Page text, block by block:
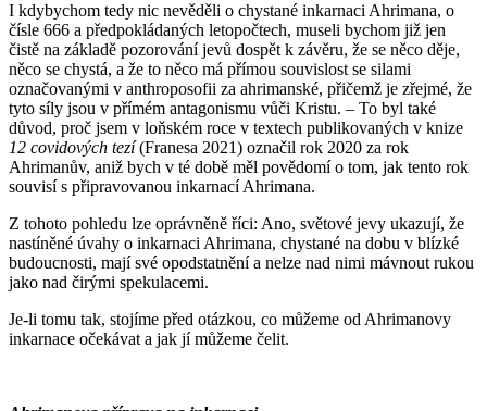
I kdybychom tedy nic nevěděli o chystané inkarnaci Ahrimana, o
čísle 666 a předpokládaných letopočtech, museli bychom již jen
čistě na základě pozorování jevů dospět k závěru, že se něco děje,
něco se chystá, a že to něco má přímou souvislost se silami
označovanými v anthroposofii za ahrimanské, přičemž je zřejmé, že
tyto síly jsou v přímém antagonismu vůči Kristu. – To byl také
důvod, proč jsem v loňském roce v textech publikovaných v knize
12 covidových tezí(Franesa 2021) označil rok 2020 za rok
Ahrimanův, aniž bych v té době měl povědomí o tom, jak tento rok
souvisí s připravovanou inkarnací Ahrimana.
Z tohoto pohledu lze oprávněně říci: Ano, světové jevy ukazují, že
nastíněné úvahy o inkarnaci Ahrimana, chystané na dobu v blízké
budoucnosti, mají své opodstatnění a nelze nad nimi mávnout rukou
jako nad čirými spekulacemi.
Je-li tomu tak, stojíme před otázkou, co můžeme od Ahrimanovy
inkarnace očekávat a jak jí můžeme čelit.